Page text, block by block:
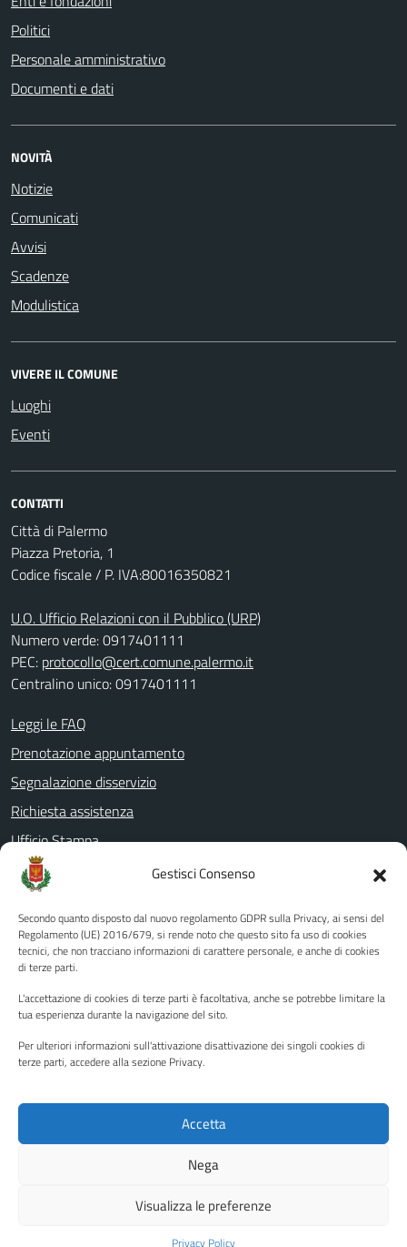
Gestisci Consenso
Secondo quanto disposto dal nuovo regolamento GDPR sulla Privacy, ai sensi del
Regolamento (UE) 2016/679, si rende noto che questo sito fa uso di cookies
tecnici, che non tracciano informazioni di carattere personale, e anche di cookies
di terze parti.
L'accettazione di cookies di terze parti è facoltativa, anche se potrebbe limitare la
tua esperienza durante la navigazione del sito.
Per ulteriori informazioni sull'attivazione disattivazione dei singoli cookies di
terze parti, accedere alla sezione Privacy.
Accetta
Nega
Visualizza le preferenze
Privacy Policy
Politici
Personale amministrativo
Documenti e dati
NOVITÀ
Notizie
Comunicati
Avvisi
Scadenze
Modulistica
VIVERE IL COMUNE
Luoghi
Eventi
CONTATTI
Città di Palermo
Piazza Pretoria, 1
Codice fiscale / P. IVA:80016350821
U.O. Ufficio Relazioni con il Pubblico (URP)
Numero verde: 0917401111
PEC: protocollo@cert.comune.palermo.it
Centralino unico: 0917401111
Leggi le FAQ
Prenotazione appuntamento
Segnalazione disservizio
Richiesta assistenza
Ufficio Stampa
Amministrazione Trasparente
Albo pretorio
Informativa privacy
Note legali
Piano di miglioramento del sito
Instagram